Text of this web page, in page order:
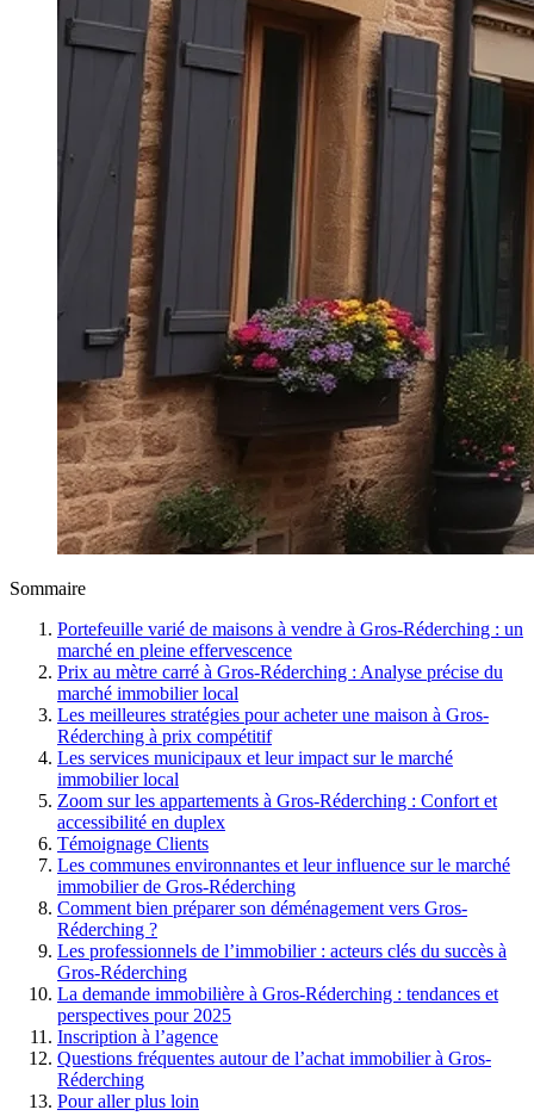
Sommaire
Portefeuille varié de maisons à vendre à Gros-Réderching : un
marché en pleine effervescence
Prix au mètre carré à Gros-Réderching : Analyse précise du
marché immobilier local
Les meilleures stratégies pour acheter une maison à Gros-
Réderching à prix compétitif
Les services municipaux et leur impact sur le marché
immobilier local
Zoom sur les appartements à Gros-Réderching : Confort et
accessibilité en duplex
Témoignage Clients
Les communes environnantes et leur influence sur le marché
immobilier de Gros-Réderching
Comment bien préparer son déménagement vers Gros-
Réderching ?
Les professionnels de l’immobilier : acteurs clés du succès à
Gros-Réderching
La demande immobilière à Gros-Réderching : tendances et
perspectives pour 2025
Inscription à l’agence
Questions fréquentes autour de l’achat immobilier à Gros-
Réderching
Pour aller plus loin